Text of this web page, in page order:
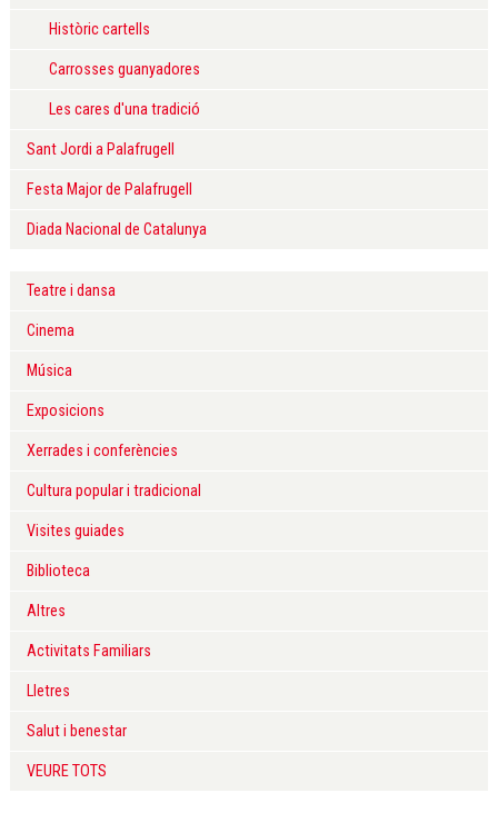
Històric cartells
Carrosses guanyadores
Les cares d'una tradició
Sant Jordi a Palafrugell
Festa Major de Palafrugell
Diada Nacional de Catalunya
Teatre i dansa
Cinema
Música
Exposicions
Xerrades i conferències
Cultura popular i tradicional
Visites guiades
Biblioteca
Altres
Activitats Familiars
Lletres
Salut i benestar
VEURE TOTS